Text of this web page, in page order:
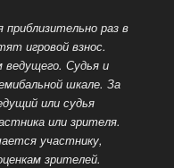
раз в
игровой взнос.
ведущего. Судья и
шкале. За
или судья
или зрителя.
участнику,
зрителей.